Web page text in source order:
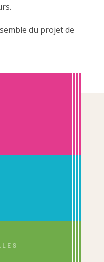
du projet de